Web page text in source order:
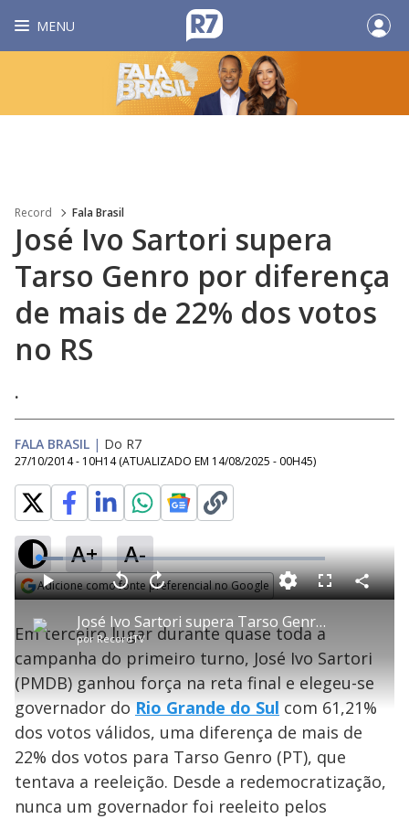
MENU
Record Fala Brasil
José Ivo Sartori supera
Tarso Genro por diferença
de mais de 22% dos votos
no RS
.
FALA BRASIL | Do R7
27/10/2014 - 10H14 (ATUALIZADO EM 14/08/2025 - 00H45)
A+ A-
Adicione como fonte preferencial no Google
P
l
a
y
José Ivo Sartori supera Tarso Genro por diferença de mais de 22% dos votos no RS
por RecordTV
P V
t
a
r
e
g
n
d
o
s
A
n
1
s
e
u
n
M
u
L
o
a
d
e
.
5
4
%
F
r
e
n
C
o
i
l
a
Em terceiro lugar durante quase toda a
campanha do primeiro turno, José Ivo Sartori
(PMDB) ganhou força na reta final e elegeu-se
governador do Rio Grande do Sul com 61,21%
dos votos válidos, uma diferença de mais de
22% dos votos para Tarso Genro (PT), que
tentava a reeleição. Desde a redemocratização,
nunca um governador foi reeleito pelos